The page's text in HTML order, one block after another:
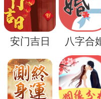
识和不为人知的一
心深处的一种探索
安门吉日 八字合